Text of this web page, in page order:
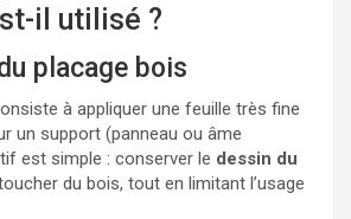
il utilisé ?
placage bois
à appliquer une feuille très fine
un support (panneau ou âme
est simple : conserver le dessin du
du bois, tout en limitant l’usage